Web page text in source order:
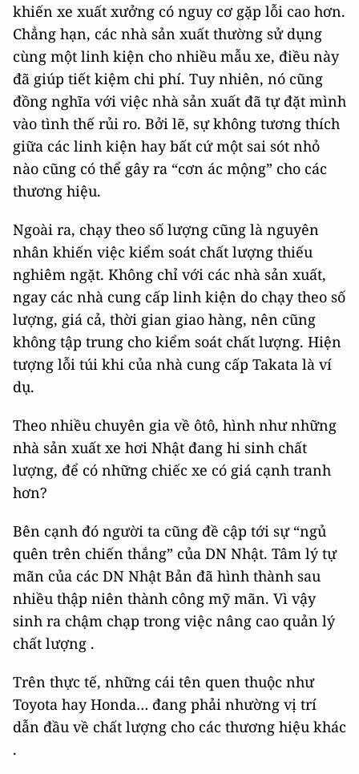
khiến xe xuất xưởng có nguy cơ gặp lỗi cao hơn.
Chẳng hạn, các nhà sản xuất thường sử dụng
cùng một linh kiện cho nhiều mẫu xe, điều này
đã giúp tiết kiệm chi phí. Tuy nhiên, nó cũng
đồng nghĩa với việc nhà sản xuất đã tự đặt mình
vào tình thế rủi ro. Bởi lẽ, sự không tương thích
giữa các linh kiện hay bất cứ một sai sót nhỏ
nào cũng có thể gây ra “cơn ác mộng” cho các
thương hiệu.
Ngoài ra, chạy theo số lượng cũng là nguyên
nhân khiến việc kiểm soát chất lượng thiếu
nghiêm ngặt. Không chỉ với các nhà sản xuất,
ngay các nhà cung cấp linh kiện do chạy theo số
lượng, giá cả, thời gian giao hàng, nên cũng
không tập trung cho kiểm soát chất lượng. Hiện
tượng lỗi túi khi của nhà cung cấp Takata là ví
dụ.
Theo nhiều chuyên gia về ôtô, hình như những
nhà sản xuất xe hơi Nhật đang hi sinh chất
lượng, để có những chiếc xe có giá cạnh tranh
hơn?
Bên cạnh đó người ta cũng đề cập tới sự “ngủ
quên trên chiến thắng” của DN Nhật. Tâm lý tự
mãn của các DN Nhật Bản đã hình thành sau
nhiều thập niên thành công mỹ mãn. Vì vậy
sinh ra chậm chạp trong việc nâng cao quản lý
chất lượng .
Trên thực tế, những cái tên quen thuộc như
Toyota hay Honda… đang phải nhường vị trí
dẫn đầu về chất lượng cho các thương hiệu khác
.